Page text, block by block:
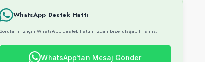
WhatsApp Destek Hattı
Sorularınız için WhatsApp destek hattımızdan bize ulaşabilirsiniz.
WhatsApp'tan Mesaj Gönder